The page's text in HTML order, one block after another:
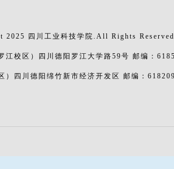
2025 四川工业科技学院.All Rights
江校区）四川德阳罗江大学路59号 邮编：
）四川德阳绵竹新市经济开发区 邮编：